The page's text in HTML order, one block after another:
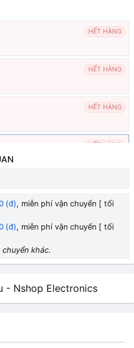
HẾT HÀNG
HẾT HÀNG
HẾT HÀNG
HẾT HÀNG
(đ), miễn phí vận chuyển [ tối
(đ), miễn phí vận chuyển [ tối
khác.